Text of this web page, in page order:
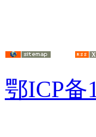
鄂ICP备